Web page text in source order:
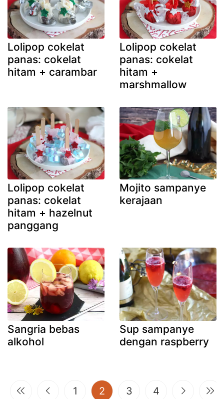
Lolipop cokelat
panas: cokelat
hitam + carambar
Lolipop cokelat
panas: cokelat
hitam +
marshmallow
Lolipop cokelat
panas: cokelat
hitam + hazelnut
panggang
Mojito sampanye
kerajaan
Sangria bebas
alkohol
Sup sampanye
dengan raspberry
1 2 (current)
3 4